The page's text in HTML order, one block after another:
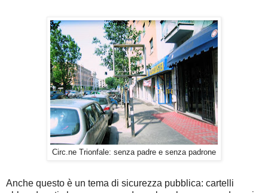
Circ.ne Trionfale: senza padre e senza padrone
Anche questo è un tema di sicurezza pubblica: cartelli